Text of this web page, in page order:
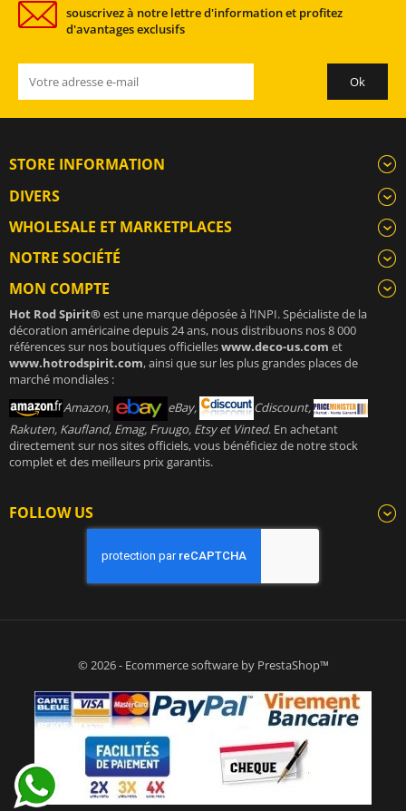
souscrivez à notre lettre d'information et profitez
d'avantages exclusifs
STORE INFORMATION
DIVERS
WHOLESALE ET MARKETPLACES
NOTRE SOCIÉTÉ
MON COMPTE
Hot Rod Spirit®est une marque déposée à l’INPI. Spécialiste de la
décoration américaine depuis 24 ans, nous distribuons nos 8 000
références sur nos boutiques officielleswww.deco-us.com et
www.hotrodspirit.com, ainsi que sur les plus grandes places de
marché mondiales :
Amazon,
eBay,
Cdiscount,
Rakuten, Kaufland, Emag, Fruugo, Etsy et Vinted. En achetant
directement sur nos sites officiels, vous bénéficiez de notre stock
complet et des meilleurs prix garantis.
FOLLOW US
© 2026 - Ecommerce software by PrestaShop™